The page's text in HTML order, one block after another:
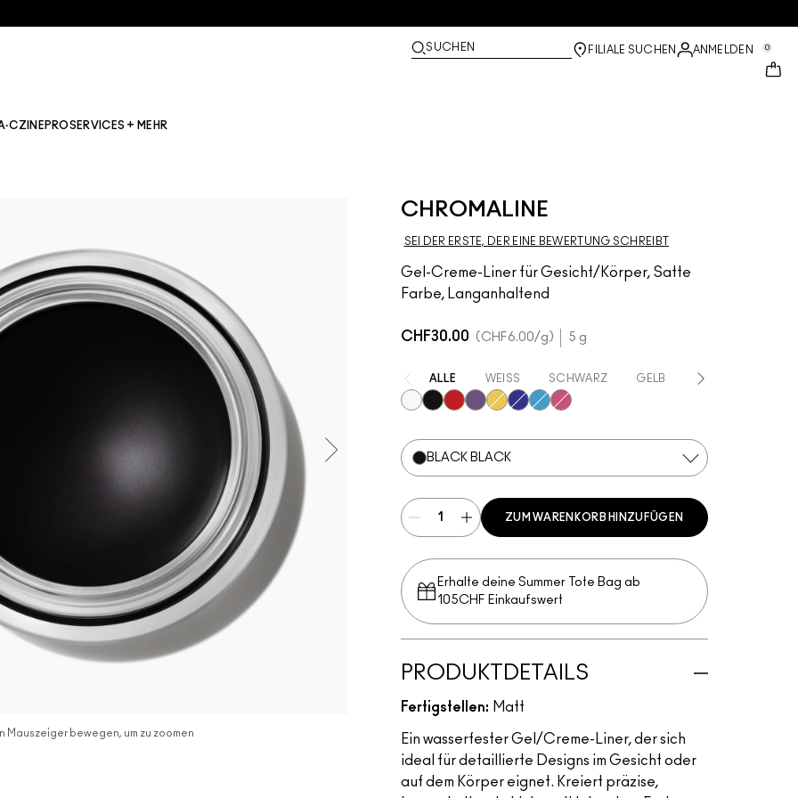
SUCHEN FILIALE SUCHEN ANMELDEN 0
PROSERVICES + MEHR
CHROMALINE
SEI DER ERSTE, DER EINE BEWERTUNG SCHREIBT
Gel-Creme-Liner für Gesicht/Körper, Satte
Farbe, Langanhaltend
Mauszeiger bewegen, um zu zoomen
CHF30.00 CHF6.00/g 5 g
ALLE WEISS SCHWARZ GELB ROT
BLACK BLACK
ZUM WARENKORB HINZUFÜGEN
Erhalte deine Summer Tote Bag ab
105CHF Einkaufswert​
PRODUKTDETAILS
Fertigstellen: Matt
Ein wasserfester Gel/Creme-Liner, der sich
ideal für detaillierte Designs im Gesicht oder
auf dem Körper eignet. Kreiert präzise,